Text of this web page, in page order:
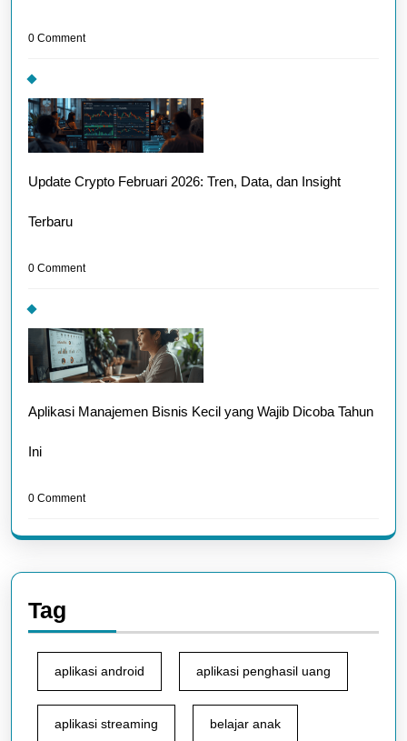
0 Comment
Update Crypto Februari 2026: Tren, Data, dan Insight
Terbaru
0 Comment
Aplikasi Manajemen Bisnis Kecil yang Wajib Dicoba Tahun
Ini
0 Comment
Tag
aplikasi android aplikasi penghasil uang
aplikasi streaming belajar anak